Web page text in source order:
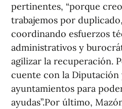
pertinentes, “porque
trabajemos por
coordinando esfuerzos
administrativos y
agilizar la recuperación.
cuente con la Diputación
ayuntamientos para
ayudas”.Por último,